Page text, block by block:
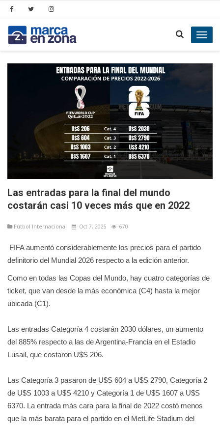
Las entradas para la final del mundo
costarán casi 10 veces más que en 2022
Fútbol Internacional Oct 7, 2025 670
FIFA aumentó considerablemente los precios para el partido
definitorio del Mundial 2026 respecto a la edición anterior.
Como en todas las Copas del Mundo, hay cuatro categorías de
ticket, que van desde la más económica (C4) hasta la mejor
ubicada (C1).
Las entradas Categoría 4 costarán 2030 dólares, un aumento
del 885% respecto a las de Argentina-Francia en el Estadio
Lusail, que costaron U$S 206.
Las Categoría 3 pasaron de U$S 604 a U$S 2790, Categoría 2
de U$S 1003 a U$S 4210 y Categoría 1 de U$S 1607 a U$S
6370. La entrada más cara para la final de 2022 costó menos
que la más barata para el partido en el MetLife Stadium del